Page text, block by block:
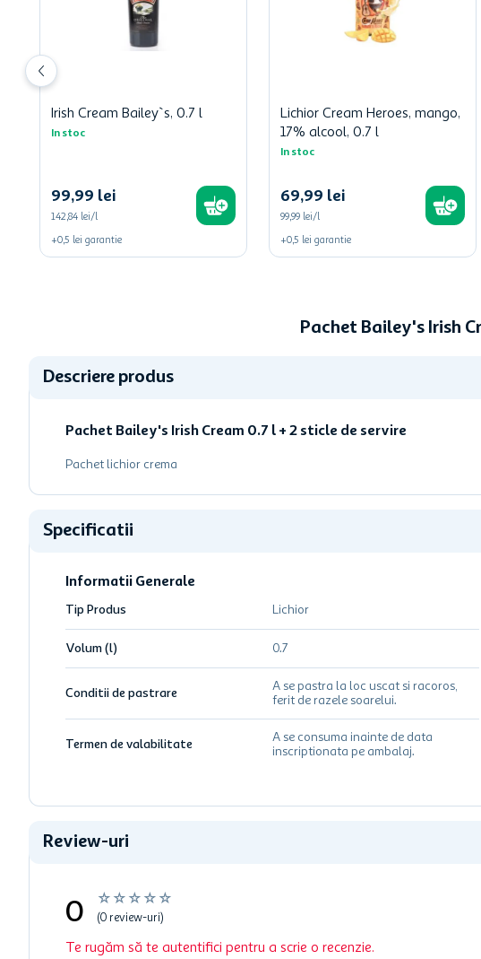
Irish Cream Bailey`s, 0.7 l
In stoc
99,99 lei
142,84 lei/l
+0,5 lei garantie
Lichior Cream Heroes, mango,
17% alcool, 0.7 l
In stoc
69,99 lei
99,99 lei/l
+0,5 lei garantie
Pachet Bailey's Irish
Descriere produs
Pachet Bailey's Irish Cream 0.7 l + 2 sticle de servire
Pachet lichior crema
Specificatii
Informatii Generale
Tip Produs Lichior
Volum (l) 0.7
Conditii de pastrare
A se pastra la loc uscat si racoros,
ferit de razele soarelui.
Termen de valabilitate
A se consuma inainte de data
inscriptionata pe ambalaj.
Review-uri
☆ ☆ ☆ ☆ ☆
0 (0 review-uri)
Te rugăm să te autentifici pentru a scrie o recenzie.